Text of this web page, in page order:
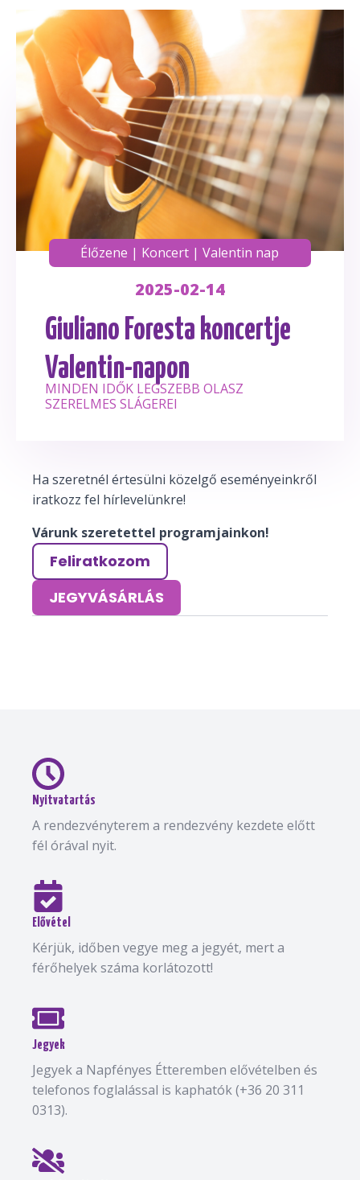
Élőzene | Koncert |Valentin nap
2025-02-14
Giuliano Foresta koncertje
Valentin-napon
MINDEN IDŐK LEGSZEBB OLASZ
SZERELMES SLÁGEREI
Ha szeretnél értesülni közelgő eseményeinkről
iratkozz fel hírlevelünkre!
Várunk szeretettel programjainkon!
Feliratkozom
JEGYVÁSÁRLÁS
Nyitvatartás
A rendezvényterem a rendezvény kezdete előtt
fél órával nyit.
Elővétel
Kérjük, időben vegye meg a jegyét, mert a
férőhelyek száma korlátozott!
Jegyek
Jegyek a Napfényes Étteremben elővételben és
telefonos foglalással is kaphatók (+36 20 311
0313).